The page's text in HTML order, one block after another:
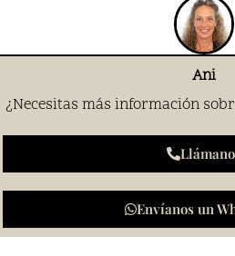
Ani
¿Necesitas más información
Envíanos un